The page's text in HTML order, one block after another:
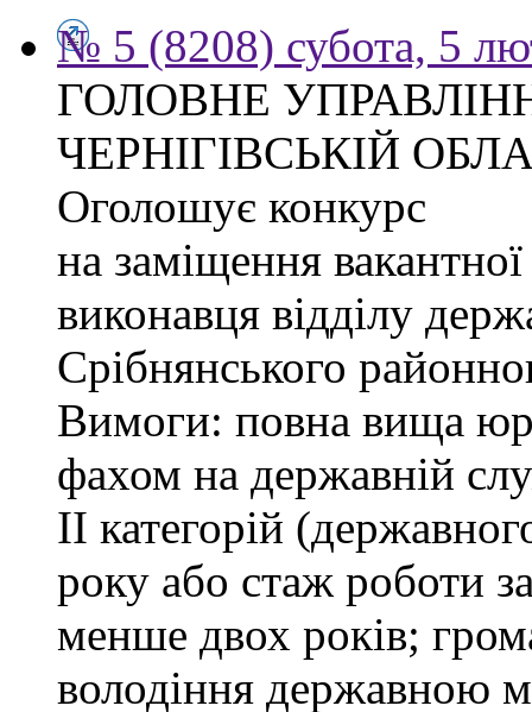
№ 5 (8208) субота, 5
ГОЛОВНЕ
ЧЕРНІГІВСЬКІЙ
Оголошує конкурс
на заміщення
виконавця відділу
Срібнянського
Вимоги: повна вища
фахом на державній
ІІ категорій
року або стаж роботи
менше двох років;
володіння державною